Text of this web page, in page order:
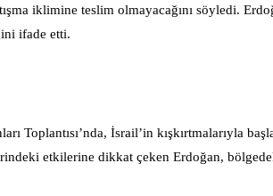
iklimine teslim olmayacağını söyledi.
ifade etti.
İsrail’in kışkırtmalarıyla
etkilerine dikkat çeken Erdoğan,